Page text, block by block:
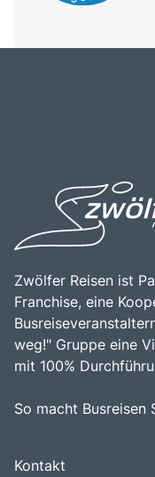
Zwölfer Reisen ist
Franchise, eine
weg!" Gruppe eine
mit 100%
So macht Busreisen
Kontakt